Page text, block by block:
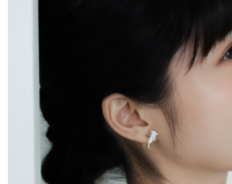
１．於結帳方式選擇「AFTEE先享後付」後，將跳
結帳頁面，進行簡訊認證並確認金額後，即可完成
２．訂單成立數日內，您將收到繳費通知簡訊。
３．收到繳費通知簡訊後14天內，點擊此簡訊中的
ATM／網路銀行／等多元方式進行付款，方視為交
※ 請注意：結帳手續完成當下不需立刻繳費，但若
購買商品的店家。未經商家同意取消之訂單仍視為
後付繳納相關費用。
※ 交易是否成功請以「AFTEE先享後付 」之結帳
是否繳費成功／繳費後需取消欲退款等相關疑問，
客戶支援中心」
https://
【注意事項】
每筆NT$80，滿NT$2,000(含以上)免運費
每筆NT$80，滿NT$2,000(含以上)免運費
離島宅配
每筆NT$150，滿NT$2,000(含以上)免運費
順豐港澳宅配/宇迅國際物流